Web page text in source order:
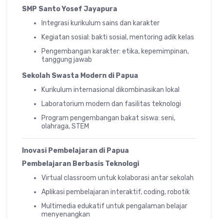
SMP Santo Yosef Jayapura
Integrasi kurikulum sains dan karakter
Kegiatan sosial: bakti sosial, mentoring adik kelas
Pengembangan karakter: etika, kepemimpinan,
tanggung jawab
Sekolah Swasta Modern di Papua
Kurikulum internasional dikombinasikan lokal
Laboratorium modern dan fasilitas teknologi
Program pengembangan bakat siswa: seni,
olahraga, STEM
Inovasi Pembelajaran di Papua
Pembelajaran Berbasis Teknologi
Virtual classroom untuk kolaborasi antar sekolah
Aplikasi pembelajaran interaktif, coding, robotik
Multimedia edukatif untuk pengalaman belajar
menyenangkan